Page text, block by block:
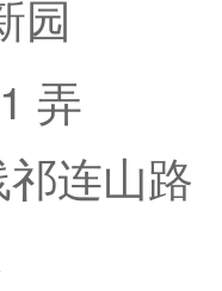
园
弄
连山路